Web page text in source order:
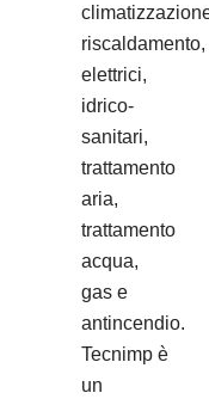
riscaldamento,
elettrici,
idrico-
sanitari,
trattamento
aria,
trattamento
acqua,
gas e
antincendio.
Tecnimp è
un